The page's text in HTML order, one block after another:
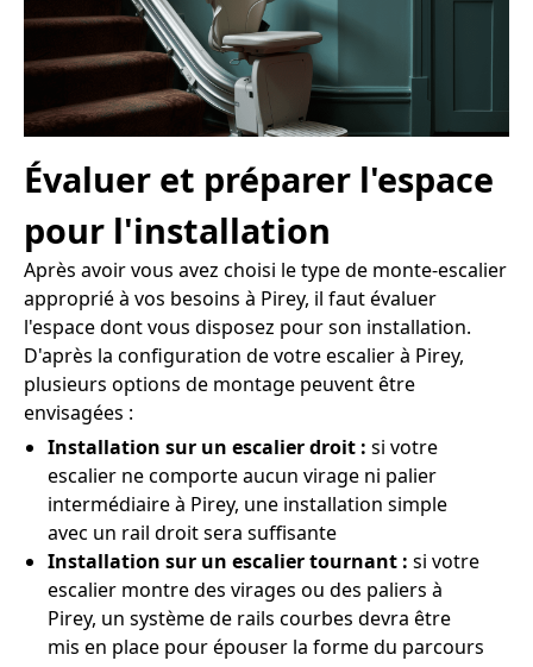
Évaluer et préparer l'espace
pour l'installation
Après avoir vous avez choisi le type de monte-escalier
approprié à vos besoins à Pirey, il faut évaluer
l'espace dont vous disposez pour son installation.
D'après la configuration de votre escalier à Pirey,
plusieurs options de montage peuvent être
envisagées :
Installation sur un escalier droit : si votre
escalier ne comporte aucun virage ni palier
intermédiaire à Pirey, une installation simple
avec un rail droit sera suffisante
Installation sur un escalier tournant : si votre
escalier montre des virages ou des paliers à
Pirey, un système de rails courbes devra être
mis en place pour épouser la forme du parcours